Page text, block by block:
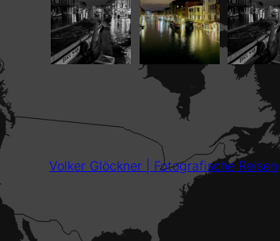
Volker Glöckner | Fotografische Reisen